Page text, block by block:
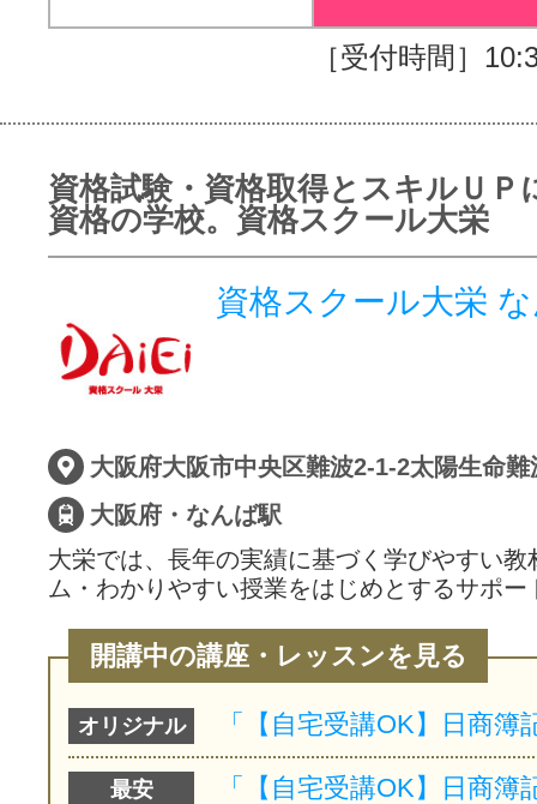
［受付時間］
資格試験・資格取得とスキルＵＰ
資格の学校。資格スクール大栄
資格スクール大栄
大阪府大阪市中央区難波2-1-2太陽生命難
大阪府・なんば駅
大栄では、長年の実績に基づく学びやすい教
ム・わかりやすい授業をはじめとするサポ
開講中の講座・レッスンを見る
オリジナル
最安